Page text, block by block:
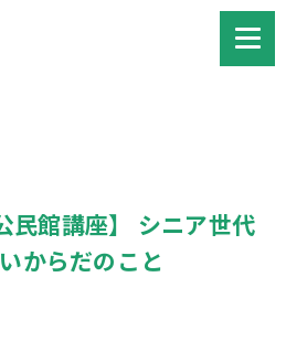
民館講座】 シニア世代
からだのこと